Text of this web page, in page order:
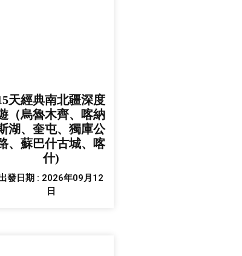
天經典南北疆深度
（烏魯木齊、喀納
湖、奎屯、獨庫公
、蘇巴什古城、喀
什)
發日期 : 2026年09月12
日